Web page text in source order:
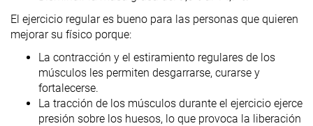
El ejercicio regular es bueno para las personas que quieren
mejorar su físico porque:
La contracción y el estiramiento regulares de los
músculos les permiten desgarrarse, curarse y
fortalecerse.
La tracción de los músculos durante el ejercicio ejerce
presión sobre los huesos, lo que provoca la liberación